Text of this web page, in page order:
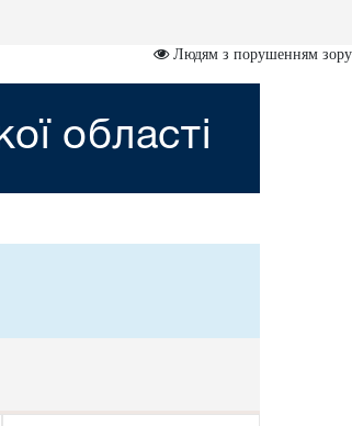
Людям з порушенням зору
області